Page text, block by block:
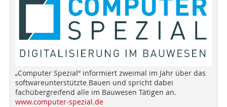
„Computer Spezial“ informiert zweimal im Jahr über das
softwareunterstützte Bauen und spricht dabei
fachübergreifend alle im Bauwesen Tätigen an.
www.computer-spezial.de